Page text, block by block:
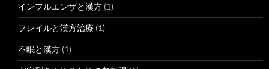
インフルエンザと漢方 (1)
フレイルと漢方治療 (1)
不眠と漢方 (1)